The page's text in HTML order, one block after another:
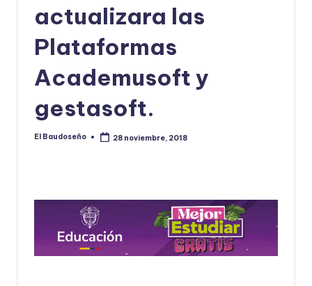
actualizara las
Plataformas
Academusoft y
gestasoft.
Publicado
El Baudoseño 28 noviembre, 2018